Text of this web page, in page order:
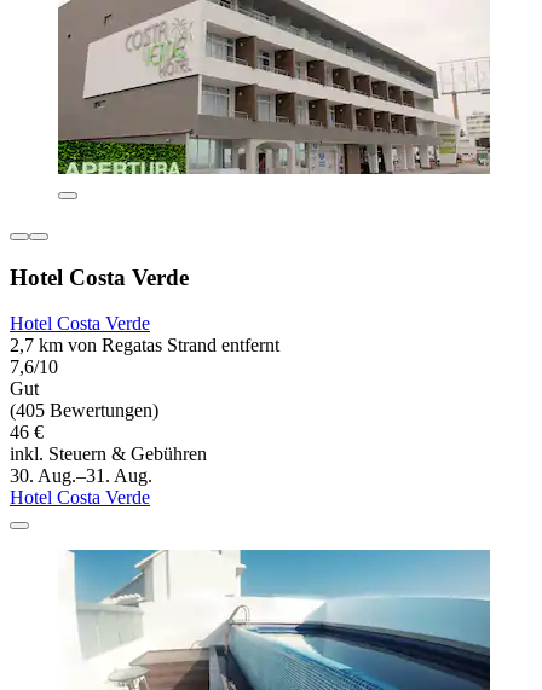
Hotel Costa Verde
Hotel Costa Verde
2,7 km von Regatas Strand entfernt
7,6/10
Gut
(405 Bewertungen)
46 €
inkl. Steuern & Gebühren
30. Aug.–31. Aug.
Hotel Costa Verde